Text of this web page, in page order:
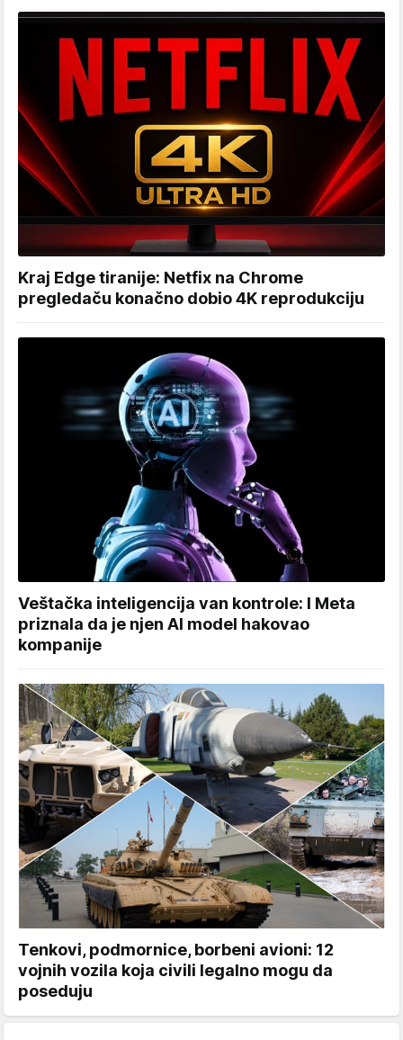
Kraj Edge tiranije: Netfix na Chrome
pregledaču konačno dobio 4K reprodukciju
Veštačka inteligencija van kontrole: I Meta
priznala da je njen AI model hakovao
kompanije
Tenkovi, podmornice, borbeni avioni: 12
vojnih vozila koja civili legalno mogu da
poseduju